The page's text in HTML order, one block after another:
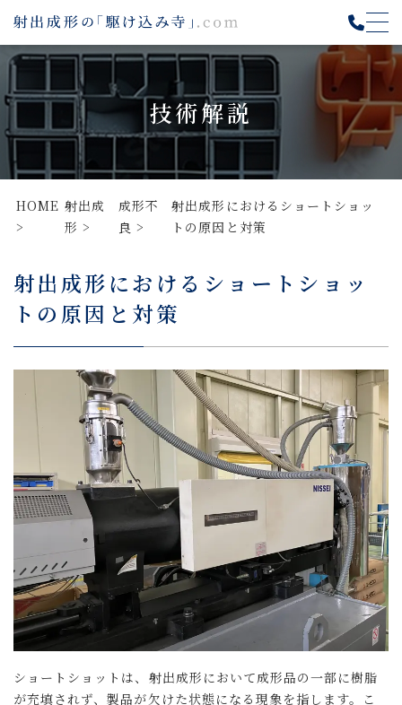
技術解説
HOME 射出成
形
成形不
良
射出成形におけるショートショッ
トの原因と対策
射出成形におけるショートショッ
トの原因と対策
ショートショットは、射出成形において成形品の一部に樹脂
が充填されず、製品が欠けた状態になる現象を指します。こ